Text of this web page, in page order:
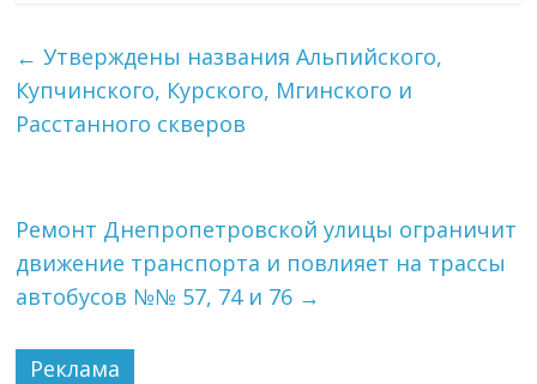
← Утверждены названия Альпийского,
Купчинского, Курского, Мгинского и
Расстанного скверов
Ремонт Днепропетровской улицы ограничит
движение транспорта и повлияет на трассы
автобусов №№ 57, 74 и 76 →
Реклама